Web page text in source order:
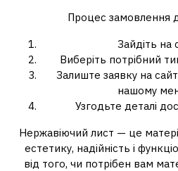
Процес замовлення
Зайдіть на
Виберіть потрібний
Залиште заявку на
нашому
Узгодьте деталі
Нержавіючий лист — це
естетику, надійність і
від того, чи потрібен вам